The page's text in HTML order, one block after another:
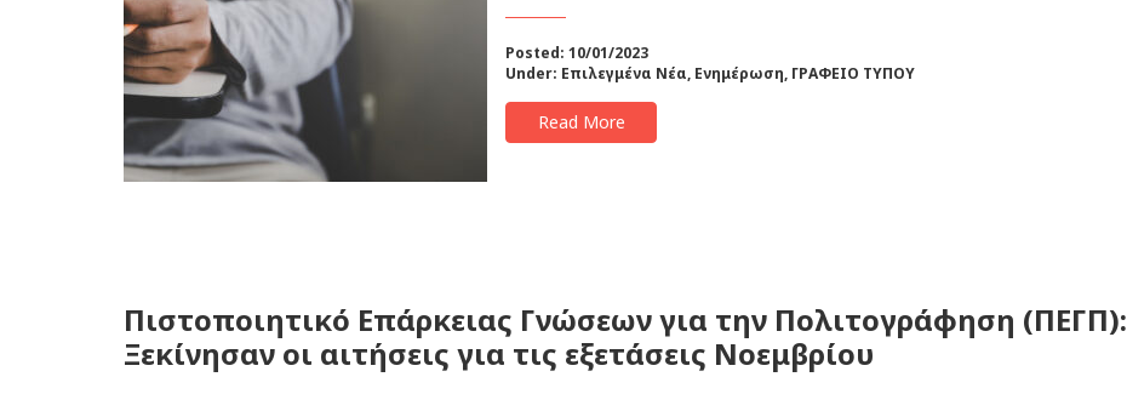
Posted: 10/01/2023
Under: Επιλεγμένα Νέα, Ενημέρωση, ΓΡΑΦΕΙΟ ΤΥΠΟΥ
Read More
Πιστοποιητικό Επάρκειας Γνώσεων για την Πολιτογράφηση (ΠΕΓΠ):
Ξεκίνησαν οι αιτήσεις για τις εξετάσεις Νοεμβρίου